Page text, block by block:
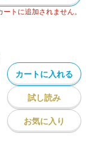
トに追加されません。
カートに入れる
試し読み
お気に入り